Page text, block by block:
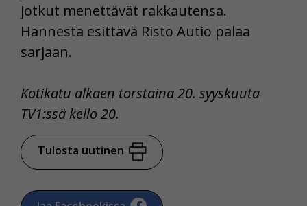
jotkut menettävät rakkautensa.
Hannesta esittävä Risto Autio palaa
sarjaan.
Kotikatu alkaen torstaina 20. syyskuuta
TV1:ssä kello 20.
Tulosta uutinen